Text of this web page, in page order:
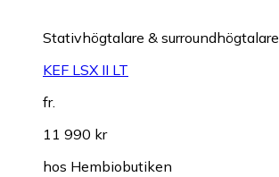
Stativhögtalare & surroundhögtalare
KEF LSX II LT
fr.
11 990 kr
hos Hembiobutiken